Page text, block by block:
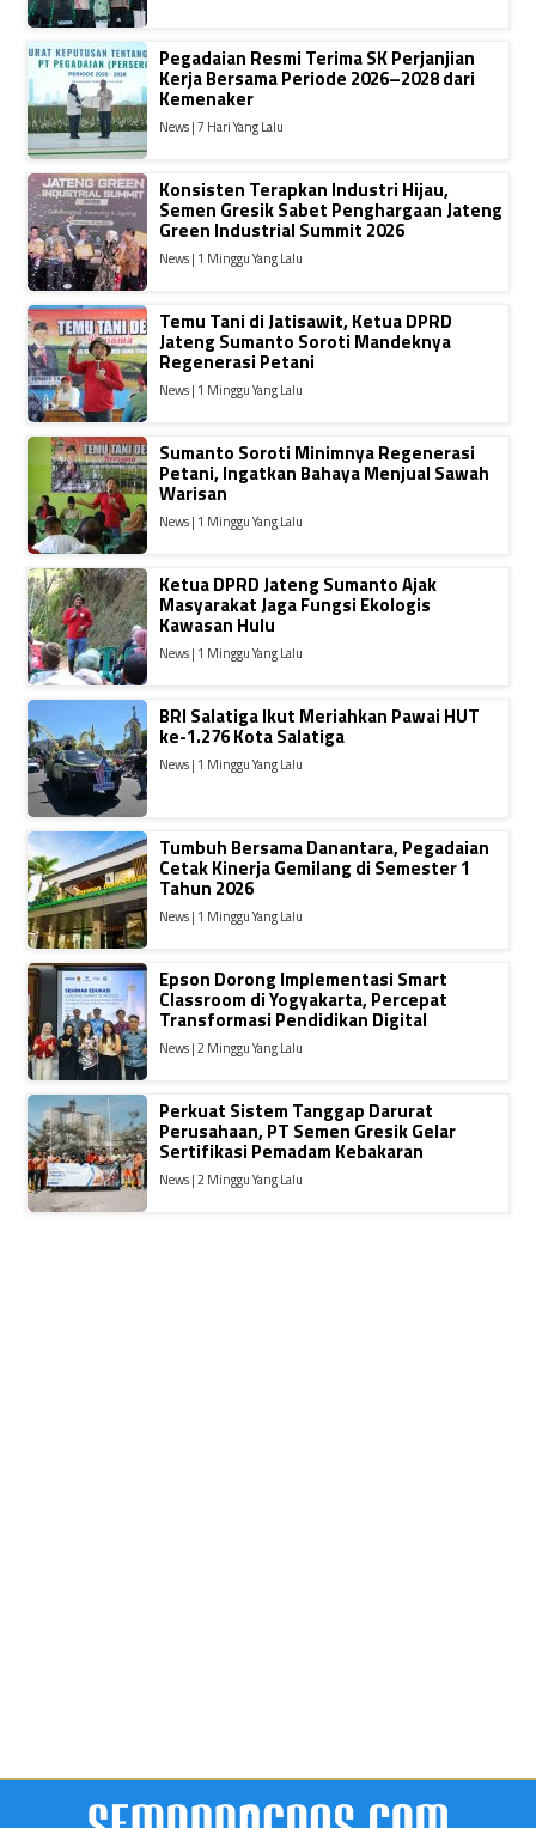
Pegadaian Resmi Terima SK Perjanjian
Kerja Bersama Periode 2026–2028 dari
Kemenaker
News | 7 Hari Yang Lalu
Konsisten Terapkan Industri Hijau,
Semen Gresik Sabet Penghargaan Jateng
Green Industrial Summit 2026
News | 1 Minggu Yang Lalu
Temu Tani di Jatisawit, Ketua DPRD
Jateng Sumanto Soroti Mandeknya
Regenerasi Petani
News | 1 Minggu Yang Lalu
Sumanto Soroti Minimnya Regenerasi
Petani, Ingatkan Bahaya Menjual Sawah
Warisan
News | 1 Minggu Yang Lalu
Ketua DPRD Jateng Sumanto Ajak
Masyarakat Jaga Fungsi Ekologis
Kawasan Hulu
News | 1 Minggu Yang Lalu
BRI Salatiga Ikut Meriahkan Pawai HUT
ke-1.276 Kota Salatiga
News | 1 Minggu Yang Lalu
Tumbuh Bersama Danantara, Pegadaian
Cetak Kinerja Gemilang di Semester 1
Tahun 2026
News | 1 Minggu Yang Lalu
Epson Dorong Implementasi Smart
Classroom di Yogyakarta, Percepat
Transformasi Pendidikan Digital
News | 2 Minggu Yang Lalu
Perkuat Sistem Tanggap Darurat
Perusahaan, PT Semen Gresik Gelar
Sertifikasi Pemadam Kebakaran
News | 2 Minggu Yang Lalu